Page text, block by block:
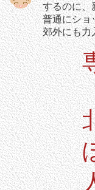
するのに、
普通にショ
郊外にも力